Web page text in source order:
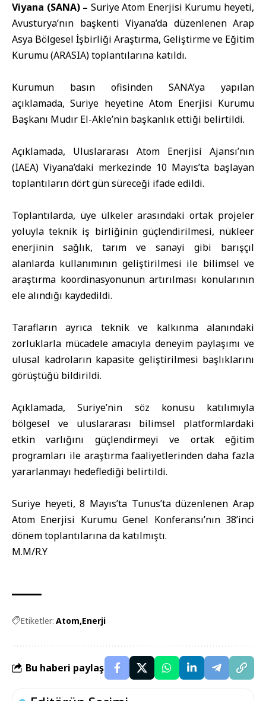
Viyana (SANA) – SuriyeAtom Enerjisi Kurumu heyeti,
Avusturya’nın başkenti Viyana’da düzenlenen Arap
Asya Bölgesel İşbirliği Araştırma, Geliştirme ve Eğitim
Kurumu (ARASIA) toplantılarına katıldı.
Kurumun basın ofisinden SANA’ya yapılan
açıklamada, Suriye heyetine Atom Enerjisi Kurumu
Başkanı Mudır El-Akle’nin başkanlık ettiği belirtildi.
Açıklamada, Uluslararası Atom Enerjisi Ajansı’nın
(IAEA) Viyana’daki merkezinde 10 Mayıs’ta başlayan
toplantıların dört gün süreceği ifade edildi.
Toplantılarda, üye ülkeler arasındaki ortak projeler
yoluyla teknik iş birliğinin güçlendirilmesi, nükleer
enerjinin sağlık, tarım ve sanayi gibi barışçıl
alanlarda kullanımının geliştirilmesi ile bilimsel ve
araştırma koordinasyonunun artırılması konularının
ele alındığı kaydedildi.
Tarafların ayrıca teknik ve kalkınma alanındaki
zorluklarla mücadele amacıyla deneyim paylaşımı ve
ulusal kadroların kapasite geliştirilmesi başlıklarını
görüştüğü bildirildi.
Açıklamada, Suriye’nin söz konusu katılımıyla
bölgesel ve uluslararası bilimsel platformlardaki
etkin varlığını güçlendirmeyi ve ortak eğitim
programları ile araştırma faaliyetlerinden daha fazla
yararlanmayı hedeflediği belirtildi.
Suriye heyeti, 8 Mayıs’ta Tunus’ta düzenlenen Arap
Atom Enerjisi Kurumu Genel Konferansı’nın 38’inci
dönem toplantılarına da katılmıştı.
M.M/R.Y
Etiketler: Atom Enerji
Bu haberi paylaş